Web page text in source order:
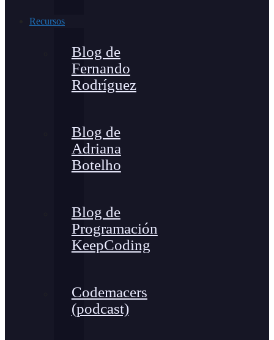
Recursos
Blog de
Fernando
Rodríguez
Blog de
Adriana
Botelho
Blog de
Programación
KeepCoding
Codemacers
(podcast)